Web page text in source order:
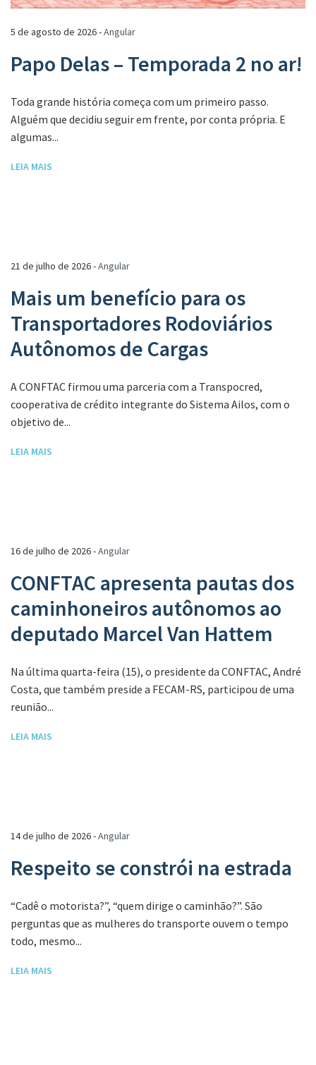
5 de agosto de 2026 -Angular
Papo Delas – Temporada 2 no ar!
Toda grande história começa com um primeiro passo.
Alguém que decidiu seguir em frente, por conta própria. E
algumas...
LEIA MAIS
21 de julho de 2026 -Angular
Mais um benefício para os
Transportadores Rodoviários
Autônomos de Cargas
A CONFTAC firmou uma parceria com a Transpocred,
cooperativa de crédito integrante do Sistema Ailos, com o
objetivo de...
LEIA MAIS
16 de julho de 2026 -Angular
CONFTAC apresenta pautas dos
caminhoneiros autônomos ao
deputado Marcel Van Hattem
Na última quarta-feira (15), o presidente da CONFTAC, André
Costa, que também preside a FECAM-RS, participou de uma
reunião...
LEIA MAIS
14 de julho de 2026 -Angular
Respeito se constrói na estrada
“Cadê o motorista?”, “quem dirige o caminhão?”. São
perguntas que as mulheres do transporte ouvem o tempo
todo, mesmo...
LEIA MAIS